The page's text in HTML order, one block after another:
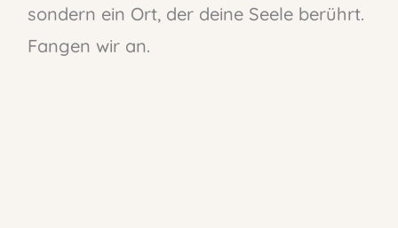
sondern ein Ort, der deine Seele berührt.
Fangen wir an.